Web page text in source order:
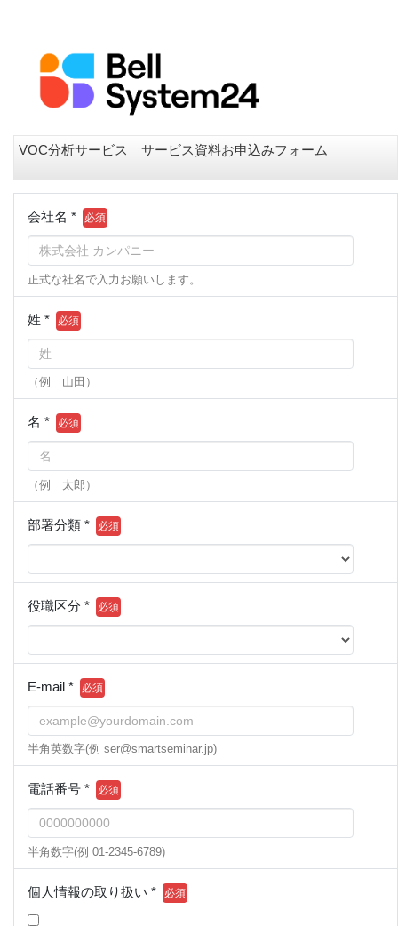
VOC分析サービス サービス資料お申込みフォーム
会社名 *
正式な社名で入力お願いします。
姓 *
（例 山田）
名 *
（例 太郎）
部署分類 *
役職区分 *
E-mail *
半角英数字(例 ser@smartseminar.jp)
電話番号 *
半角数字(例 01-2345-6789)
個人情報の取り扱い *